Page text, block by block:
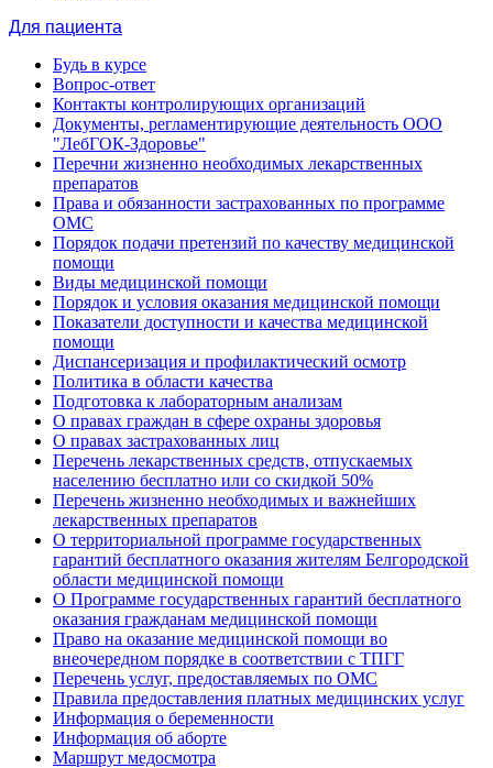
Для пациента
Будь в курсе
Вопрос-ответ
Контакты контролирующих организаций
Документы, регламентирующие деятельность ООО
"ЛебГОК-Здоровье"
Перечни жизненно необходимых лекарственных
препаратов
Права и обязанности застрахованных по программе
ОМС
Порядок подачи претензий по качеству медицинской
помощи
Виды медицинской помощи
Порядок и условия оказания медицинской помощи
Показатели доступности и качества медицинской
помощи
Диспансеризация и профилактический осмотр
Политика в области качества
Подготовка к лабораторным анализам
О правах граждан в сфере охраны здоровья
О правах застрахованных лиц
Перечень лекарственных средств, отпускаемых
населению бесплатно или со скидкой 50%
Перечень жизненно необходимых и важнейших
лекарственных препаратов
О территориальной программе государственных
гарантий бесплатного оказания жителям Белгородской
области медицинской помощи
О Программе государственных гарантий бесплатного
оказания гражданам медицинской помощи
Право на оказание медицинской помощи во
внеочередном порядке в соответствии с ТПГГ
Перечень услуг, предоставляемых по ОМС
Правила предоставления платных медицинских услуг
Информация о беременности
Информация об аборте
Маршрут медосмотра